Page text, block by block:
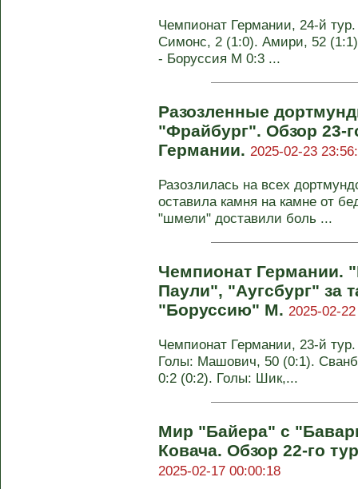
Чемпионат Германии, 24-й
Симонс, 2 (1:0). Амири, 52
- Боруссия М 0:3 ...
Разозленные
"Фрайбург". Обзор 23-
Германии. 2025-02-23
Разозлилась на всех
оставила камня на камне от
"шмели" доставили боль ...
Чемпионат Германии.
Паули", "Аугсбург" за
"Боруссию" М. 2025-02-
Чемпионат Германии, 23-й
Голы: Машович, 50 (0:1).
0:2 (0:2). Голы: Шик,...
Мир "Байера" с
Ковача. Обзор 22-го
2025-02-17 00:00:18